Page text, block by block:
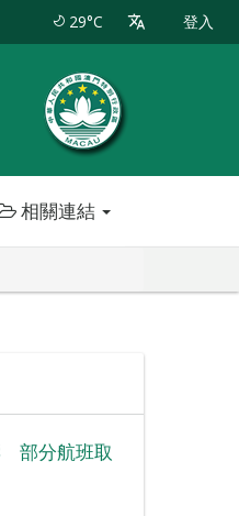
29°C 登入
相關連結
部分航班取